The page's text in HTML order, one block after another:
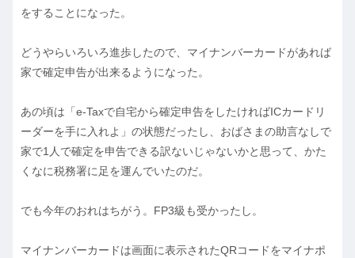
をすることになった。
どうやらいろいろ進歩したので、マイナンバーカードがあれば
家で確定申告が出来るようになった。
あの頃は「e-Taxで自宅から確定申告をしたければICカードリ
ーダーを手に入れよ」の状態だったし、おばさまの助言なしで
家で1人で確定を申告できる訳ないじゃないかと思って、かた
くなに税務署に足を運んでいたのだ。
でも今年のおれはちがう。FP3級も受かったし。
マイナンバーカードは画面に表示されたQRコードをマイナポ